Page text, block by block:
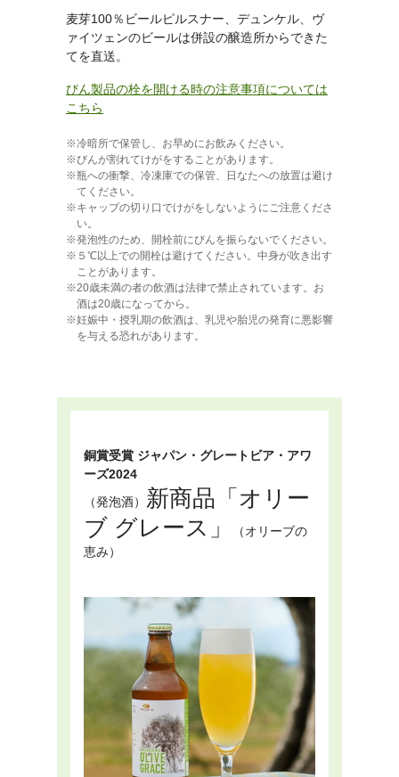
麦芽100％ビールピルスナー、デュンケル、ヴ
ァイツェンのビールは併設の醸造所からできた
てを直送。
びん製品の栓を開ける時の注意事項については
こちら
冷暗所で保管し、お早めにお飲みください。
びんが割れてけがをすることがあります。
瓶への衝撃、冷凍庫での保管、日なたへの放置は避け
てください。
キャップの切り口でけがをしないようにご注意くださ
い。
発泡性のため、開栓前にびんを振らないでください。
５℃以上での開栓は避けてください。中身が吹き出す
ことがあります。
20歳未満の者の飲酒は法律で禁止されています。お
酒は20歳になってから。
妊娠中・授乳期の飲酒は、乳児や胎児の発育に悪影響
を与える恐れがあります。
銅賞受賞 ジャパン・グレートビア・アワ
ーズ2024
（発泡酒） 新商品「オリー
ブ グレース」
（オリーブの
恵み）